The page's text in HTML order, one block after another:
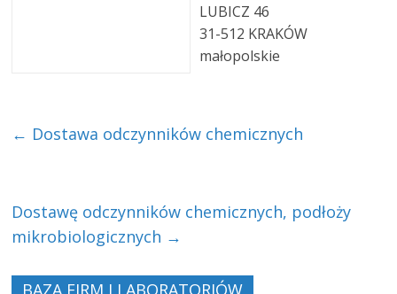
LUBICZ 46
31-512 KRAKÓW
małopolskie
← Dostawa odczynników chemicznych
Dostawę odczynników chemicznych, podłoży
mikrobiologicznych →
BAZA FIRM I LABORATORIÓW